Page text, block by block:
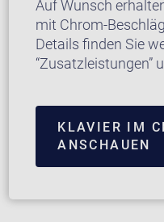
Auf Wunsch
mit Chrom-
Details finden Sie
“Zusatzleistungen”
KLAVIER IM
ANSCHAUEN